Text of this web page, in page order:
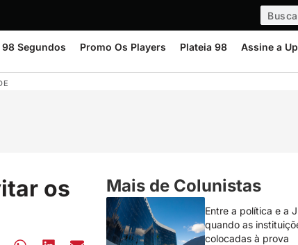
98 Segundos Promo Os Players Plateia 98 Assine a
os
Mais de Colunistas
Entre a política e a
quando as
colocadas à prova